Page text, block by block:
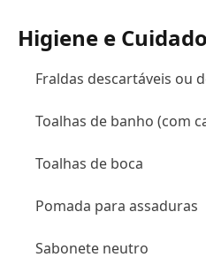
Higiene e
Fraldas descartáveis ou
Toalhas de banho (com
Toalhas de boca
Pomada para assaduras
Sabonete neutro